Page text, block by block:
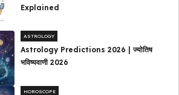
Explained
ASTROLOGY
Astrology Predictions 2026 | ज्योतिष
भविष्यवाणी 2026
HOROSCOPE